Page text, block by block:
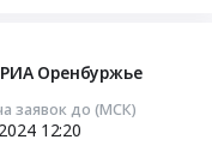
Оренбуржье
заявок до (МСК)
12:20